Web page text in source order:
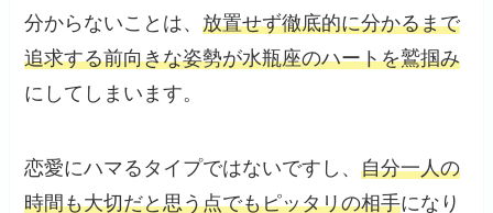
分からないことは、放置せず徹底的に分かるまで
追求する前向きな姿勢が水瓶座のハートを鷲掴み
にしてしまいます。
恋愛にハマるタイプではないですし、自分一人の
時間も大切だと思う点でもピッタリの相手になり